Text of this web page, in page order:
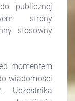
publicznej
strony
stosowny
momentem
wiadomości
Uczestnika